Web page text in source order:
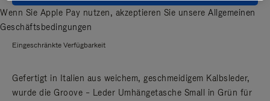
Wenn Sie Apple Pay nutzen, akzeptieren Sie unsere Allgemeinen
Geschäftsbedingungen
Eingeschränkte Verfügbarkeit
Gefertigt in Italien aus weichem, geschmeidigem Kalbsleder,
wurde die Groove – Leder Umhängetasche Small in Grün für